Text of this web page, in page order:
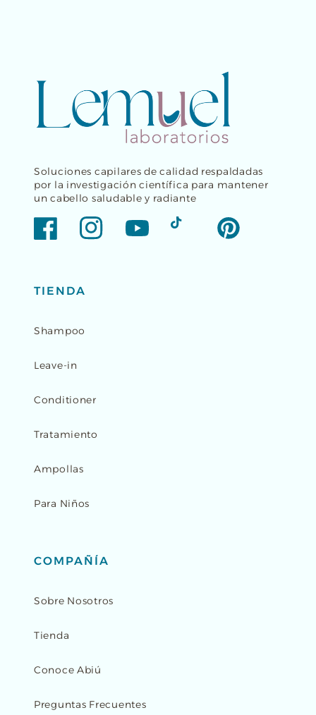
Soluciones capilares de calidad respaldadas
por la investigación científica para mantener
un cabello saludable y radiante
FacebookInstagramYouTube Pinterest
TIENDA
Shampoo
Leave-in
Conditioner
Tratamiento
Ampollas
Para Niños
COMPAÑÍA
Sobre Nosotros
Tienda
Conoce Abiú
Preguntas Frecuentes